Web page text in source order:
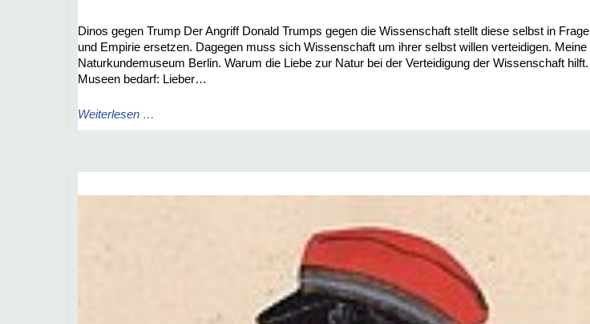
Dinos gegen Trump Der Angriff Donald Trumps gegen die Wissenschaft stellt diese selbst in
und Empirie ersetzen. Dagegen muss sich Wissenschaft um ihrer selbst willen verteidigen.
Naturkundemuseum Berlin. Warum die Liebe zur Natur bei der Verteidigung der Wissenschaft
Museen bedarf: Lieber…
Weiterlesen …